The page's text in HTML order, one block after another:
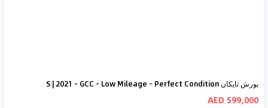
بورش تايكان S | 2021 - GCC - Low Mileage - Perfect Condition
599,000 AED